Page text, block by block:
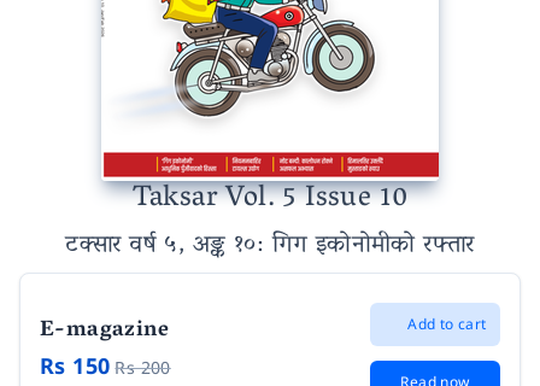
Taksar Vol. 5 Issue 10
टक्सार वर्ष ५, अङ्क १०: गिग इकोनोमीको रफ्तार
E-magazine
Rs 150 Rs 200
Add to cart
Read now